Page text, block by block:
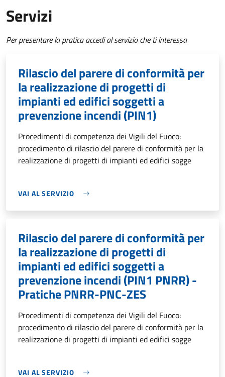
Servizi
Per presentare la pratica accedi al servizio che ti interessa
Rilascio del parere di conformità per
la realizzazione di progetti di
impianti ed edifici soggetti a
prevenzione incendi (PIN1)
Procedimenti di competenza dei Vigili del Fuoco:
procedimento di rilascio del parere di conformità per la
realizzazione di progetti di impianti ed edifici sogge
VAI AL SERVIZIO
Rilascio del parere di conformità per
la realizzazione di progetti di
impianti ed edifici soggetti a
prevenzione incendi (PIN1 PNRR) -
Pratiche PNRR-PNC-ZES
Procedimenti di competenza dei Vigili del Fuoco:
procedimento di rilascio del parere di conformità per la
realizzazione di progetti di impianti ed edifici sogge
VAI AL SERVIZIO